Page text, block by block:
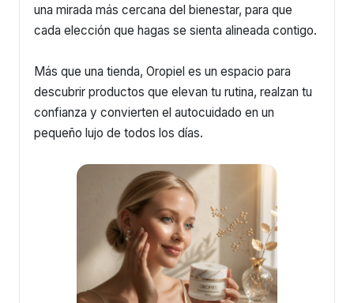
una mirada más cercana del bienestar, para que
cada elección que hagas se sienta alineada contigo.
Más que una tienda, Oropiel es un espacio para
descubrir productos que elevan tu rutina, realzan tu
confianza y convierten el autocuidado en un
pequeño lujo de todos los días.